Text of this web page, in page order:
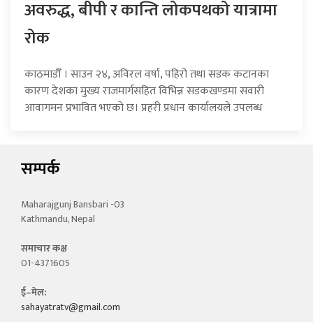
अवरुद्ध, बीपी र कान्ति लोकपथको यात्रामा
रोक
काठमाडौँ । साउन २४, अविरल वर्षा, पहिरो तथा सडक कटानका
कारण देशका मुख्य राजमार्गसहित विभिन्न सडकखण्डमा सवारी
आवागमन प्रभावित भएको छ। प्रहरी प्रधान कार्यालयले उपलब्ध
सम्पर्क
Maharajgunj Bansbari -03
Kathmandu, Nepal
समाचार कक्ष
01-4371605
ई–मेल:
sahayatratv@gmail.com